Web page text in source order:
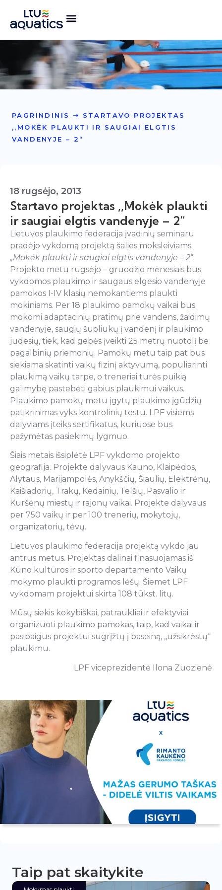
PAGRINDINIS ➝ STARTAVO PROJEKTAS
,,MOKĖK PLAUKTI IR SAUGIAI ELGTIS
VANDENYJE – 2“
18 rugsėjo, 2013
Startavo projektas ,,Mokėk plaukti
ir saugiai elgtis vandenyje – 2“
Lietuvos plaukimo federacija įvadinių seminaru
pradėjo vykdomą projektą šalies moksleiviams
,,Mokėk plaukti ir saugiai elgtis vandenyje – 2“.
Projekto metu rugsėjo – gruodžio mėnesiais bus
vykdomos plaukimo ir saugaus elgesio vandenyje
pamokos I-IV klasių nemokantiems plaukti
mokiniams. Per 18 plaukimo pamokų vaikai bus
mokomi adaptacinių pratimų prie vandens, žaidimų
vandenyje, saugių šuoliukų į vandenį ir plaukimo
judesių, tiek, kad gebės įveikti 25 metrų nuotolį be
pagalbinių priemonių. Pamokų metu taip pat bus
siekiama skatinti vaikų fizinį aktyvumą, populiarinti
plaukimą vaikų tarpe, o treneriai turės puikią
galimybę pastebėti gabius plaukimui vaikus.
Plaukimo pamokų metu įgytų plaukimo įgūdžių
patikrinimas vyks kontrolinių testu. LPF visiems
dalyviams įteiks sertifikatus, kuriuose bus
pažymėtas pasiekimų lygmuo.
Šiais metais išsiplėtė LPF vykdomo projekto
geografija. Projekte dalyvaus Kauno, Klaipėdos,
Alytaus, Marijampolės, Anykščių, Šiaulių, Elektrėnų,
Kaišiadorių, Trakų, Kedainių, Telšių, Pasvalio ir
Kuršėnų miestų ir rajonų vaikai. Projekte dalyvaus
per 750 vaikų ir per 100 trenerių, mokytojų,
organizatorių, tėvų.
Lietuvos plaukimo federacija projektą vykdo jau
antrus metus. Projektas dalinai finasuojamas iš
Kūno kultūros ir sporto departamento Vaikų
mokymo plaukti programos lėšų. Šiemet LPF
vykdomam projektui skirta 108 tūkst. litų.
Mūsų siekis kokybiškai, patraukliai ir efektyviai
organizuoti plaukimo pamokas, taip, kad vaikai ir
pasibaigus projektui sugrįžtų į baseiną, ,,užsikrėstų“
plaukimu.
LPF viceprezidentė Ilona Zuozienė
Taip pat skaitykite